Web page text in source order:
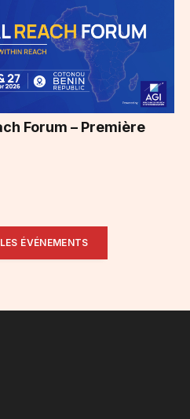
Forum – Première
ÉVÉNEMENTS